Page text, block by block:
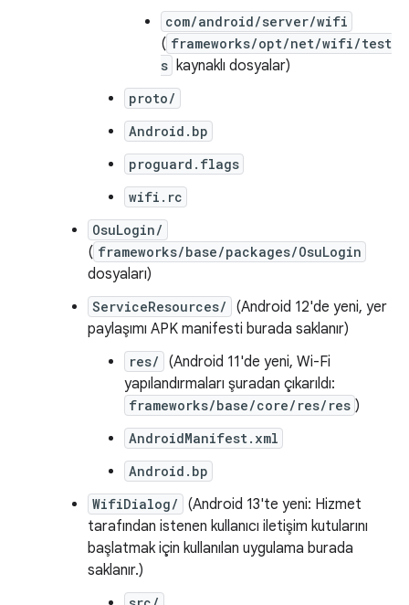
com/android/server/wifi
( frameworks/opt/net/wifi/test
s kaynaklı dosyalar)
proto/
Android.bp
proguard.flags
wifi.rc
OsuLogin/
( frameworks/base/packages/OsuLogin
dosyaları)
ServiceResources/
(Android 12'de yeni, yer
paylaşımı APK manifesti burada saklanır)
res/
(Android 11'de yeni, Wi-Fi
yapılandırmaları şuradan çıkarıldı:
frameworks/base/core/res/res )
AndroidManifest.xml
Android.bp
WifiDialog/
(Android 13'te yeni: Hizmet
tarafından istenen kullanıcı iletişim kutularını
başlatmak için kullanılan uygulama burada
saklanır.)